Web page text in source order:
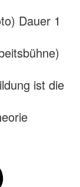
Dauer 1
ist die